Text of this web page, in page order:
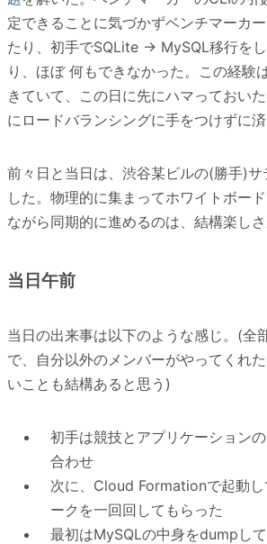
定できることに気づかずベンチマーカ
たり、初手でSQLite -> MySQL移行を
り、ほぼ 何もできなかった。この経験
きていて、この日に先にハマっておい
にロードバランシングに手をつけずに済
前々日と当日は、渋谷某ビルの(勝手)
した。物理的に集まってホワイトボー
ながら同期的に進めるのは、結構楽しさ
当日午前
当日の出来事は以下のような感じ。(全
で、自分以外のメンバーがやってくれ
いことも結構あると思う)
初手は競技とアプリケーション
合わせ
次に、Cloud Formationで起動
ークを一回回してもらった
最初はMySQLの中身をdumpして